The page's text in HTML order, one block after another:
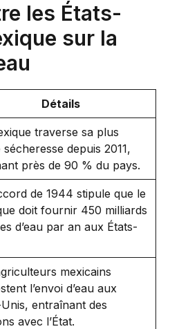
les États-
sur la
Détails
traverse sa plus
depuis 2011,
près de 90 % du pays.
de 1944 stipule que le
doit fournir 450 milliards
d’eau par an aux États-
mexicains
l’envoi d’eau aux
entraînant des
avec l’État.